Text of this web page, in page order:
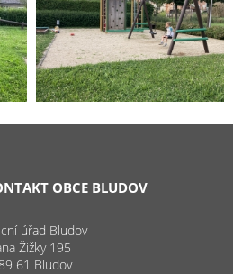
OBCE BLUDOV
úřad Bludov
Žižky 195
61 Bludov